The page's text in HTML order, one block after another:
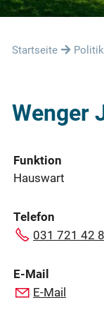
Startseite Politik
Wenger
Funktion
Hauswart
Telefon
031 721 42
E-Mail
E-Mail